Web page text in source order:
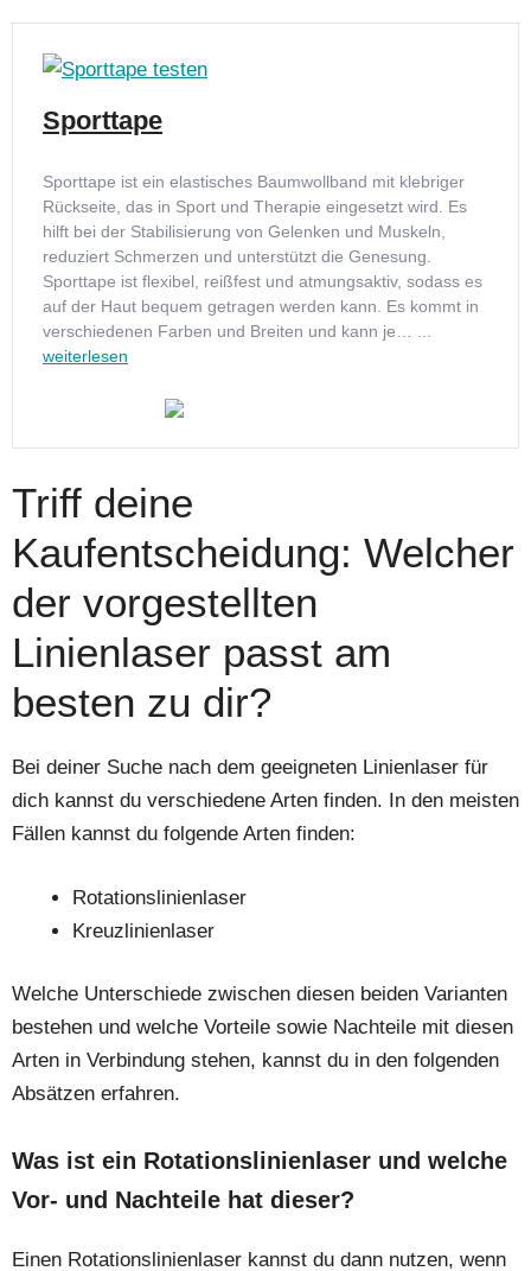
Sporttape
Sporttape ist ein elastisches Baumwollband mit klebriger
Rückseite, das in Sport und Therapie eingesetzt wird. Es
hilft bei der Stabilisierung von Gelenken und Muskeln,
reduziert Schmerzen und unterstützt die Genesung.
Sporttape ist flexibel, reißfest und atmungsaktiv, sodass es
auf der Haut bequem getragen werden kann. Es kommt in
verschiedenen Farben und Breiten und kann je… ...
weiterlesen
Triff deine
Kaufentscheidung: Welcher
der vorgestellten
Linienlaser passt am
besten zu dir?
Bei deiner Suche nach dem geeigneten Linienlaser für
dich kannst du verschiedene Arten finden. In den meisten
Fällen kannst du folgende Arten finden:
Rotationslinienlaser
Kreuzlinienlaser
Welche Unterschiede zwischen diesen beiden Varianten
bestehen und welche Vorteile sowie Nachteile mit diesen
Arten in Verbindung stehen, kannst du in den folgenden
Absätzen erfahren.
Was ist ein Rotationslinienlaser und welche
Vor- und Nachteile hat dieser?
Einen Rotationslinienlaser kannst du dann nutzen, wenn